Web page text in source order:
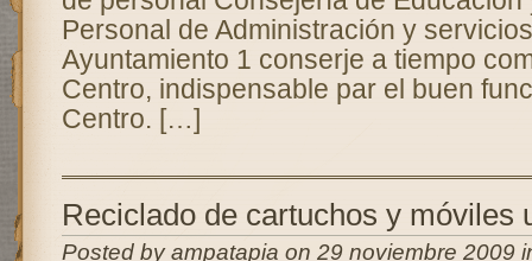
Personal de Administración y
Ayuntamiento 1 conserje a tiempo
Centro, indispensable par el buen
Centro. […]
Reciclado de cartuchos y móviles
Posted by ampatapia on 29 noviembre 2009